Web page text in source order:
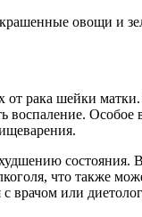
овощи и
рака шейки
Особое
состояния.
что также
врачом или